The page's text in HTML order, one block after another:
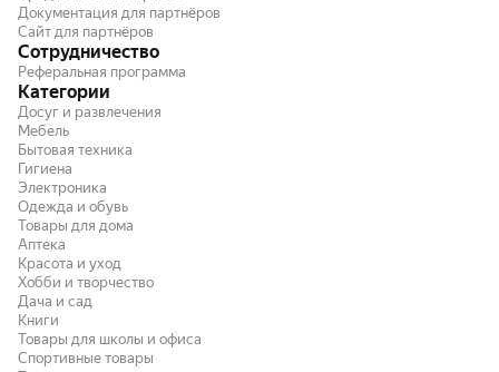
Документация для партнёров
Сайт для партнёров
Сотрудничество
Реферальная программа
Категории
Досуг и развлечения
Мебель
Бытовая техника
Гигиена
Электроника
Одежда и обувь
Товары для дома
Аптека
Красота и уход
Хобби и творчество
Дача и сад
Книги
Товары для школы и офиса
Спортивные товары